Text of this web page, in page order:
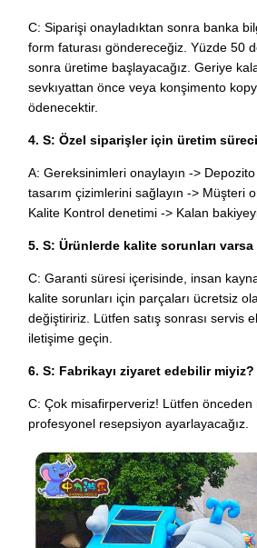
C: Siparişi onayladıktan sonra banka
form faturası göndereceğiz. Yüzde 50
sonra üretime başlayacağız. Geriye
sevkıyattan önce veya konşimento
ödenecektir.
4. S: Özel siparişler için üretim
A: Gereksinimleri onaylayın ->
tasarım çizimlerini sağlayın -> Müşteri
Kalite Kontrol denetimi -> Kalan
5. S: Ürünlerde kalite sorunları varsa
C: Garanti süresi içerisinde, insan
kalite sorunları için parçaları ücretsiz
değiştiririz. Lütfen satış sonrası servis
iletişime geçin.
6. S: Fabrikayı ziyaret edebilir miyiz?
C: Çok misafirperveriz! Lütfen önceden
profesyonel resepsiyon ayarlayacağız.